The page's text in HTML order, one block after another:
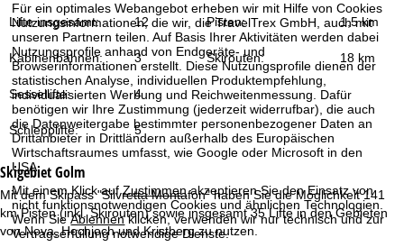
Für ein optimales Webangebot erheben wir mit Hilfe von Cookies
Nutzungsinformationen, die wir, die TravelTrex GmbH, auch mit
unseren Partnern teilen. Auf Basis Ihrer Aktivitäten werden dabei
Nutzungsprofile anhand von Endgeräte- und
Browserinformationen erstellt. Diese Nutzungsprofile dienen der
statistischen Analyse, individuellen Produktempfehlung,
individualisierten Werbung und Reichweitenmessung. Dafür
benötigen wir Ihre Zustimmung (jederzeit widerrufbar), die auch
die Datenweitergabe bestimmter personenbezogener Daten an
Drittanbieter in Drittländern außerhalb des Europäischen
Wirtschaftsraumes umfasst, wie Google oder Microsoft in den
USA.
Mit einem Klick aufZustimmenakzeptieren Sie den Einsatz von
nicht funktionsnotwendigen Cookies und ähnlichen Technologien.
Wenn SieAblehnenklicken, verwenden wir nur technisch und zur
Vertragserfüllung notwendige Dienste.
i
t
e
Lifte insgesamt: 12 Pisten: 1,5 km
Kabinenbahnen: 3 Skirouten: 18 km
Sessellifte: 4
Schlepplifte: 5
SkigebietGolm
Mit dem Skipass "Silvretta Montafon" haben Sie die Möglichkeit 141
km Pisten (inkl. Skirouten) sowie insgesamt 35 Lifte in den Gebieten
von Nova, Hochjoch und Kristberg zu nutzen.